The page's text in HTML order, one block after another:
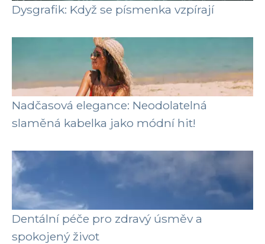
Dysgrafik: Když se písmenka vzpírají
Nadčasová elegance: Neodolatelná
slaměná kabelka jako módní hit!
Dentální péče pro zdravý úsměv a
spokojený život